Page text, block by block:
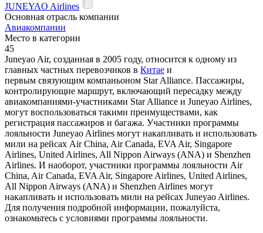
JUNEYAO Airlines
Основная отрасль компании
Авиакомпании
Место в категории
45
Juneyao Air, созданная в 2005 году, относится к одному из
главных частных перевозчиков в Китае и
первым связующим компаньоном Star Alliance. Пассажиры,
контролирующие маршрут, включающий пересадку между
авиакомпаниями-участниками Star Alliance и Juneyao Airlines,
могут воспользоваться такими преимуществами, как
регистрация пассажиров и багажа. Участники программы
лояльности Juneyao Airlines могут накапливать и использовать
мили на рейсах Air China, Air Canada, EVA Air, Singapore
Airlines, United Airlines, All Nippon Airways (ANA) и Shenzhen
Airlines. И наоборот, участники программы лояльности Air
China, Air Canada, EVA Air, Singapore Airlines, United Airlines,
All Nippon Airways (ANA) и Shenzhen Airlines могут
накапливать и использовать мили на рейсах Juneyao Airlines.
Для получения подробной информации, пожалуйста,
ознакомьтесь с условиями программы лояльности.